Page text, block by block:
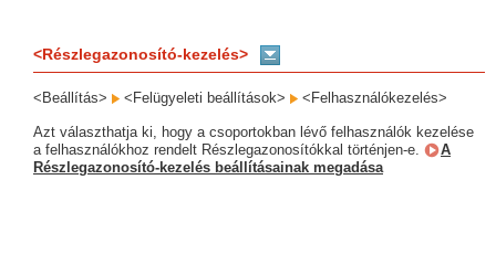
<Részlegazonosító-kezelés>
<Beállítás> <Felügyeleti beállítások> <Felhasználókezelés>
Azt választhatja ki, hogy a csoportokban lévő felhasználók kezelése
a felhasználókhoz rendelt Részlegazonosítókkal történjen-e.
A
Részlegazonosító-kezelés beállításainak megadása